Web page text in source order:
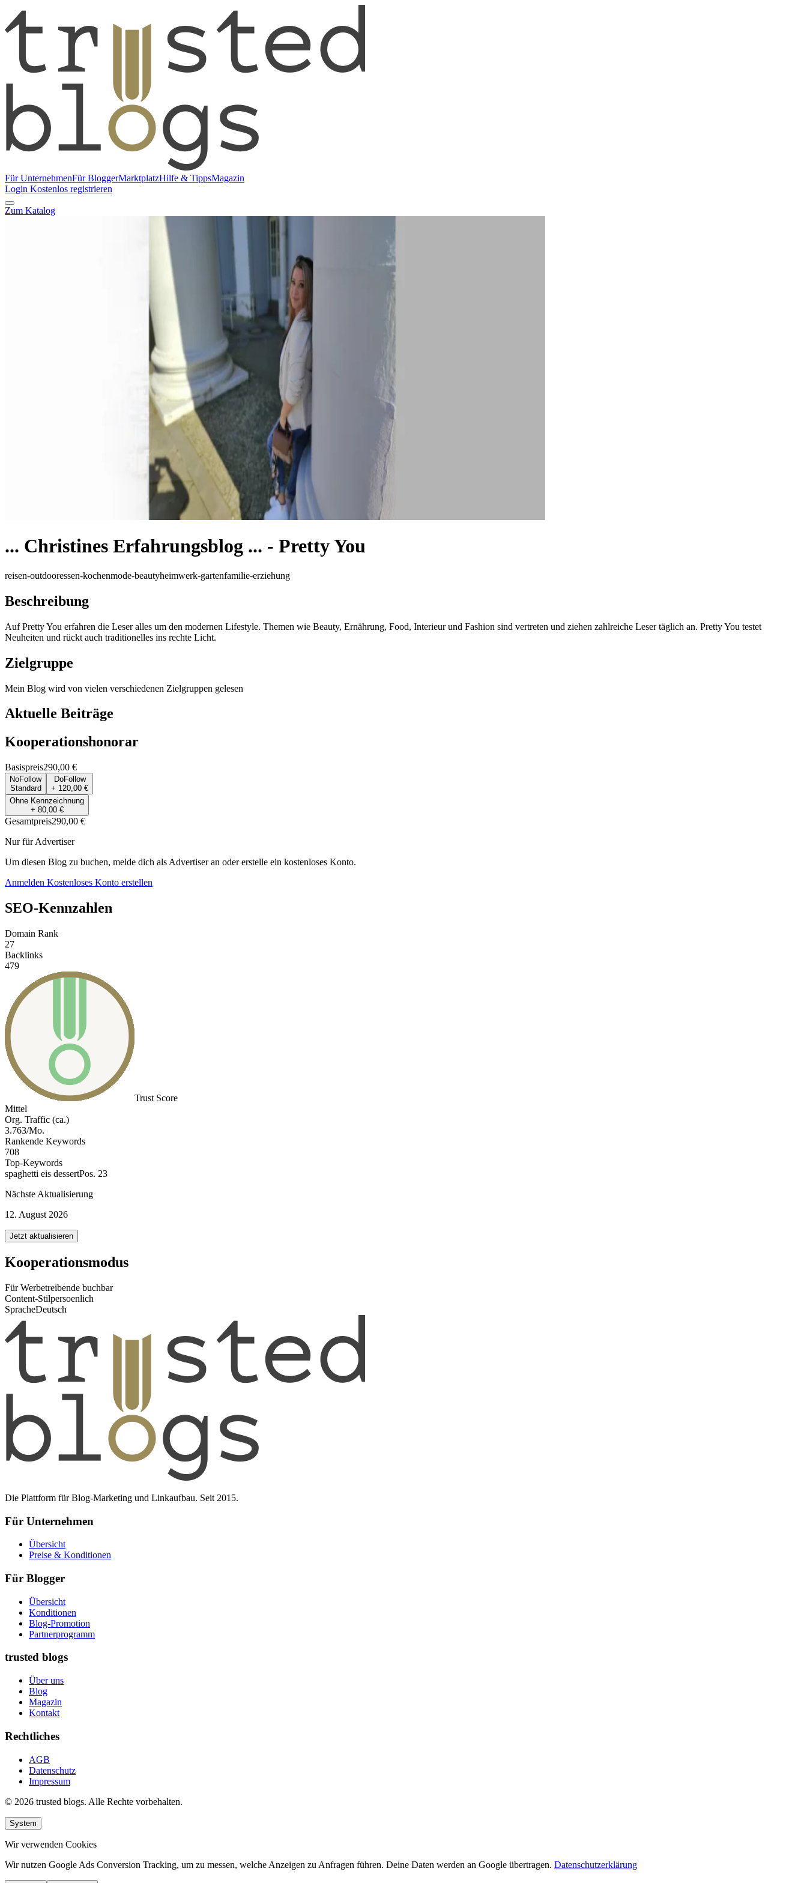
Für UnternehmenFür BloggerMarktplatzHilfe & TippsMagazin
Login Kostenlos registrieren
Zum Katalog
... Christines Erfahrungsblog ... - Pretty You
reisen-outdooressen-kochenmode-beautyheimwerk-gartenfamilie-erziehung
Beschreibung
Auf Pretty You erfahren die Leser alles um den modernen Lifestyle. Themen wie Beauty, Ernährung, Food, Interieur und Fashion sind vertreten und ziehen zahlreiche Leser täglich an. Pretty You testet
Neuheiten und rückt auch traditionelles ins rechte Licht.
Zielgruppe
Mein Blog wird von vielen verschiedenen Zielgruppen gelesen
Aktuelle Beiträge
Kooperationshonorar
Basispreis290,00 €
NoFollow
Standard
DoFollow
+ 120,00 €
Ohne Kennzeichnung
+ 80,00 €
Gesamtpreis290,00 €
Nur für Advertiser
Um diesen Blog zu buchen, melde dich als Advertiser an oder erstelle ein kostenloses Konto.
Anmelden Kostenloses Konto erstellen
SEO-Kennzahlen
Domain Rank
27
Backlinks
479
Trust Score
Mittel
Org. Traffic (ca.)
3.763/Mo.
Rankende Keywords
708
Top-Keywords
spaghetti eis dessertPos. 23
Nächste Aktualisierung
12. August 2026
Jetzt aktualisieren
Kooperationsmodus
Für Werbetreibende buchbar
Content-Stilpersoenlich
SpracheDeutsch
Die Plattform für Blog-Marketing und Linkaufbau. Seit 2015.
Für Unternehmen
Übersicht
Preise & Konditionen
Für Blogger
Übersicht
Konditionen
Blog-Promotion
Partnerprogramm
trusted blogs
Über uns
Blog
Magazin
Kontakt
Rechtliches
AGB
Datenschutz
Impressum
© 2026 trusted blogs. Alle Rechte vorbehalten.
System
Wir verwenden Cookies
Wir nutzen Google Ads Conversion Tracking, um zu messen, welche Anzeigen zu Anfragen führen. Deine Daten werden an Google übertragen. Datenschutzerklärung